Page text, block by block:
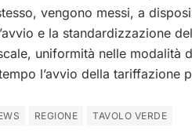
vengono messi, a
e la standardizzazione
uniformità nelle modalità
l’avvio della tariffazione
REGIONE TAVOLO VERDE